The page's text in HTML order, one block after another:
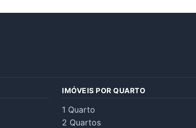
IMÓVEIS POR QUARTO
1 Quarto
2 Quartos